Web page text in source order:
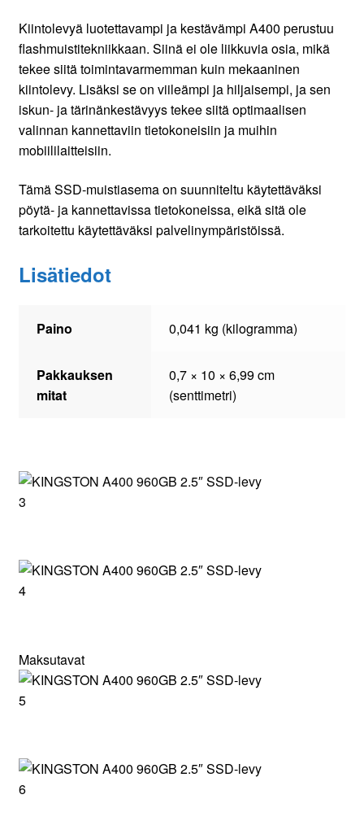
Kiintolevyä luotettavampi ja kestävämpi A400 perustuu
flashmuistitekniikkaan. Siinä ei ole liikkuvia osia, mikä
tekee siitä toimintavarmemman kuin mekaaninen
kiintolevy. Lisäksi se on viileämpi ja hiljaisempi, ja sen
iskun- ja tärinänkestävyys tekee siitä optimaalisen
valinnan kannettaviin tietokoneisiin ja muihin
mobiililaitteisiin.
Tämä SSD-muistiasema on suunniteltu käytettäväksi
pöytä- ja kannettavissa tietokoneissa, eikä sitä ole
tarkoitettu käytettäväksi palvelinympäristöissä.
Lisätiedot
Paino 0,041 kg (kilogramma)
Pakkauksen
mitat
0,7 × 10 × 6,99 cm
(senttimetri)
Maksutavat